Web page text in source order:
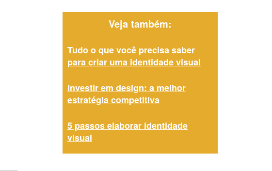
Veja também:
Tudo o que você precisa saber
para criar uma identidade visual
Investir em design: a melhor
estratégia competitiva
5 passos elaborar identidade
visual